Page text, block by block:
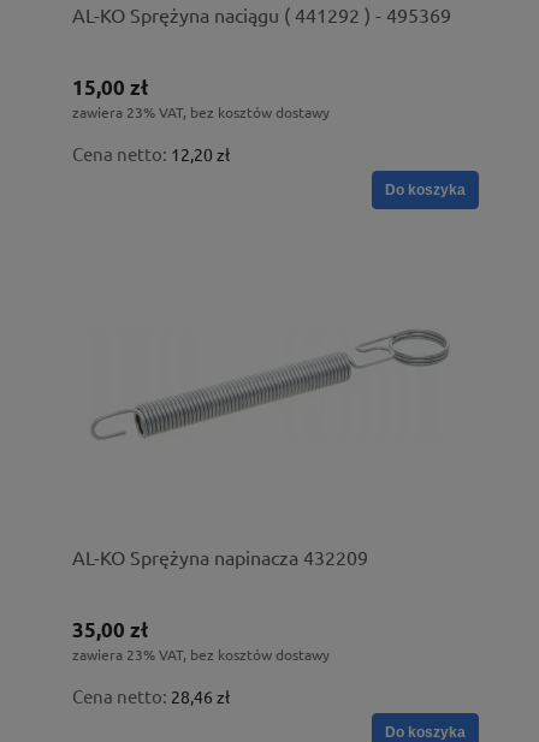
AL-KO Sprężyna naciągu ( 441292 ) - 495369
15,00 zł
zawiera 23% VAT, bez kosztów dostawy
Cena netto: 12,20 zł
Do koszyka
AL-KO Sprężyna napinacza 432209
35,00 zł
zawiera 23% VAT, bez kosztów dostawy
Cena netto: 28,46 zł
Do koszyka